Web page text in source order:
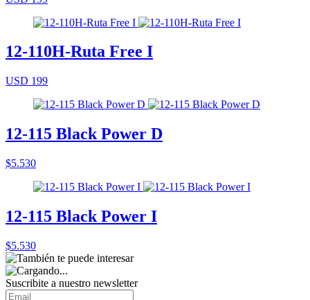
12-110H-Ruta Free I
USD 199
12-115 Black Power D
$5.530
12-115 Black Power I
$5.530
Suscribite a nuestro newsletter